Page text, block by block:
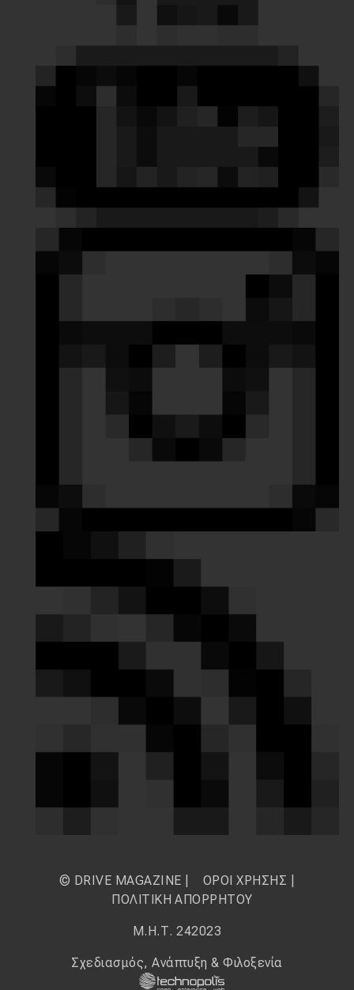
© DRIVE MAGAZINE | ΟΡΟΙ ΧΡΗΣΗΣ
ΠΟΛΙΤΙΚΗ ΑΠΟΡΡΗΤΟΥ
Μ.Η.Τ. 242023
Σχεδιασμός, Ανάπτυξη & Φιλοξενία